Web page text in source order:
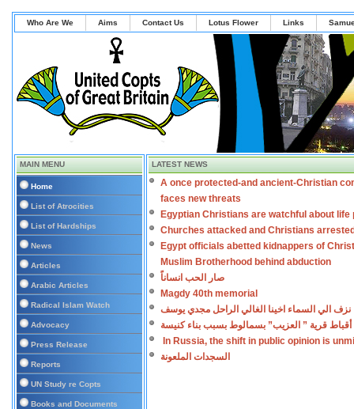
Who Are We Aims Contact Us Lotus Flower Links
MAIN MENU
Home
List of Atrocities
List of Hardships
News
Articles
Arabic Articles
Radical Islam Watch
Advocacy
Press Release
Reports
UN Study re Copts
Books and Documents
LATEST NEWS
A once protected-and ancient-Christian
faces new threats
Egyptian Christians are watchful about life
Churches attacked and Christians
Egypt officials abetted kidnappers of
Muslim Brotherhood behind abduction
صار الحب انساناً
Magdy 40th memorial
نزف الي السماء اخينا الغالي الراحل مجدي يوسف
أقباط قرية ” العزيب” بسمالوط بسبب بناء كنيسة
In Russia, the shift in public opinion is
السجدات الملعونة